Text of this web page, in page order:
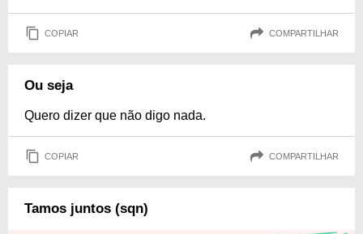
COPIAR COMPARTILHAR
Ou seja
Quero dizer que não digo nada.
COPIAR COMPARTILHAR
Tamos juntos (sqn)